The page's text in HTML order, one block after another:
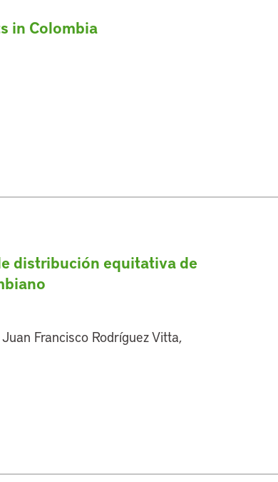
in Colombia
distribución equitativa de
Francisco Rodríguez Vitta,